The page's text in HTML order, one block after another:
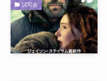
試写会